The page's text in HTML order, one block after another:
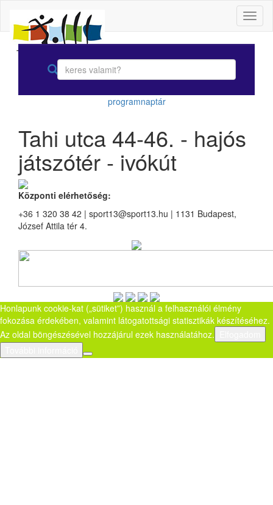
programnaptár
Tahi utca 44-46. - hajós
játszótér - ivókút
Központi elérhetőség:
+36 1 320 38 42 | sport13@sport13.hu | 1131 Budapest,
József Attila tér 4.
Honlapunk cookie-kat („sütiket”) használ a felhasználói élmény
fokozása érdekében, valamint látogatottsági statisztikák készítéséhez.
Az oldal böngészésével hozzájárul ezek használatához.